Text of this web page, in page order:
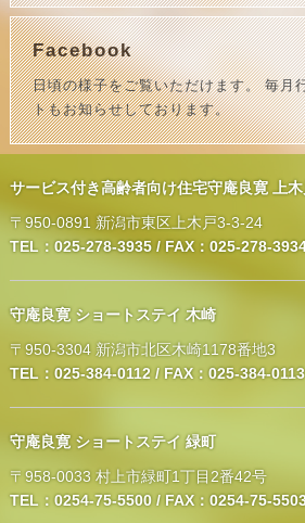
Facebook
日頃の様子をご覧いただけます。 毎月
トもお知らせしております。
サービス付き高齢者向け住宅守庵良寛 上
〒950-0891 新潟市東区上木戸3-3-24
TEL：025-278-3935 / FAX：025-278-
守庵良寛 ショートステイ 木崎
〒950-3304 新潟市北区木崎1178番地3
TEL：025-384-0112 / FAX：025-384-0113
守庵良寛 ショートステイ 緑町
〒958-0033 村上市緑町1丁目2番42号
TEL：0254-75-5500 / FAX：0254-75-